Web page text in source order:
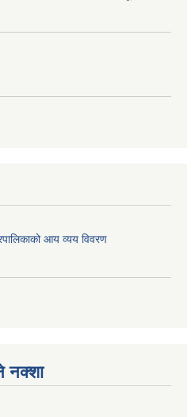
आय व्यय विवरण
नक्शा